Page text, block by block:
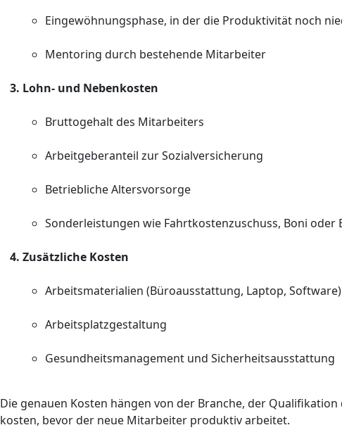
Eingewöhnungsphase, in der die Produktivität noch
Mentoring durch bestehende Mitarbeiter
Lohn- und Nebenkosten
Bruttogehalt des Mitarbeiters
Arbeitgeberanteil zur Sozialversicherung
Betriebliche Altersvorsorge
Sonderleistungen wie Fahrtkostenzuschuss, Boni oder
Zusätzliche Kosten
Arbeitsmaterialien (Büroausstattung, Laptop, Software)
Arbeitsplatzgestaltung
Gesundheitsmanagement und Sicherheitsausstattung
Die genauen Kosten hängen von der Branche, der
kosten, bevor der neue Mitarbeiter produktiv arbeitet.